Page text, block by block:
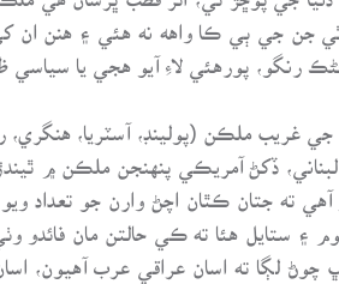
جن جي ٻي ڪا واهه نه هئي ۽ هنن ان
رنگو، پورهئي لاءِ آيو هجي يا
غريب ملڪن (پولينڊ، آسٽريا، هنگري،
ڏکڻ آمريڪي پنهنجن ملڪن ۾
ته جتان ڪٿان اچڻ وارن جو تعداد
۽ ستايل هئا ته ڪي حالتن مان فائدو
چوڻ لڳا ته اسان عراقي عرب آهيون،